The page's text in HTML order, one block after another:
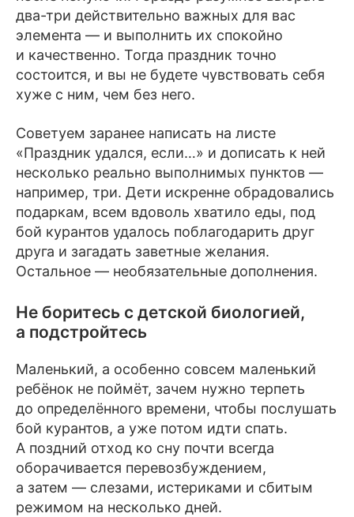
два-три действительно важных для вас
элемента — и выполнить их спокойно
и качественно. Тогда праздник точно
состоится, и вы не будете чувствовать себя
хуже с ним, чем без него.
Советуем заранее написать на листе
«Праздник удался, если…» и дописать к ней
несколько реально выполнимых пунктов —
например, три. Дети искренне обрадовались
подаркам, всем вдоволь хватило еды, под
бой курантов удалось поблагодарить друг
друга и загадать заветные желания.
Остальное — необязательные дополнения.
Не боритесь с детской биологией,
а подстройтесь
Маленький, а особенно совсем маленький
ребёнок не поймёт, зачем нужно терпеть
до определённого времени, чтобы послушать
бой курантов, а уже потом идти спать.
А поздний отход ко сну почти всегда
оборачивается перевозбуждением,
а затем — слезами, истериками и сбитым
режимом на несколько дней.